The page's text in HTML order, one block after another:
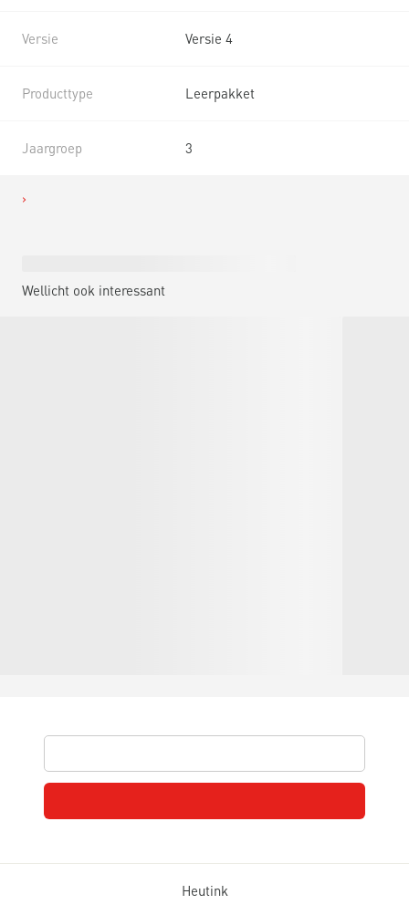
Versie Versie 4
Producttype Leerpakket
Jaargroep 3
Wellicht ook interessant
Heutink